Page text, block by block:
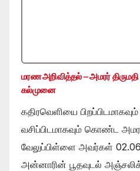
மரண அறிவித்தல் – அமரர்
கல்முனை
கதிரவெளியை
வசிப்பிடமாகவும் கொண்ட அமரர்
வேலுப்பிள்ளை அவர்கள்
அன்னாரின் பூதவுடல்